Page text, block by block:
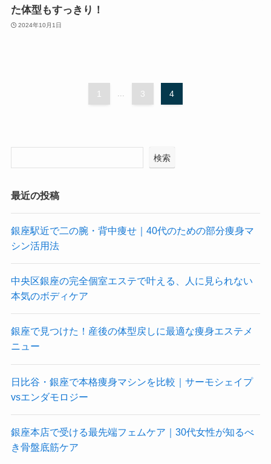
た体型もすっきり！
2024年10月1日
1 3 4
検索
最近の投稿
銀座駅近で二の腕・背中痩せ｜40代のための部分痩身マ
シン活用法
中央区銀座の完全個室エステで叶える、人に見られない
本気のボディケア
銀座で見つけた！産後の体型戻しに最適な痩身エステメ
ニュー
日比谷・銀座で本格痩身マシンを比較｜サーモシェイプ
vsエンダモロジー
銀座本店で受ける最先端フェムケア｜30代女性が知るべ
き骨盤底筋ケア